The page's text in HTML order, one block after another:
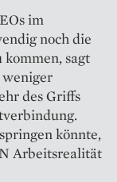
im
noch die
kommen, sagt
weniger
des Griffs
könnte,
Arbeitsrealität